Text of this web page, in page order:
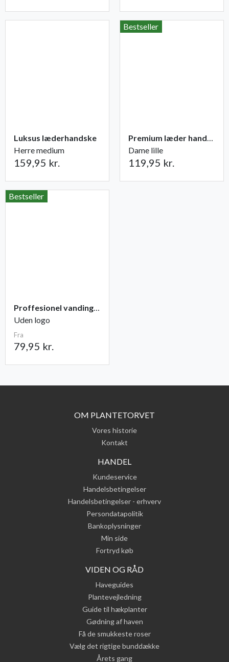
Luksus læderhandske
Herre medium
159,95 kr.
Bestseller
Premium læder handske Flutter
Dame lille
119,95 kr.
Bestseller
Proffesionel vandingspose 100 liter
Uden logo
Fra
79,95 kr.
OM PLANTETORVET
Vores historie
Kontakt
HANDEL
Kundeservice
Handelsbetingelser
Handelsbetingelser - erhverv
Persondatapolitik
Bankoplysninger
Min side
Fortryd køb
VIDEN OG RÅD
Haveguides
Plantevejledning
Guide til hækplanter
Gødning af haven
Få de smukkeste roser
Vælg det rigtige bunddække
Årets gang